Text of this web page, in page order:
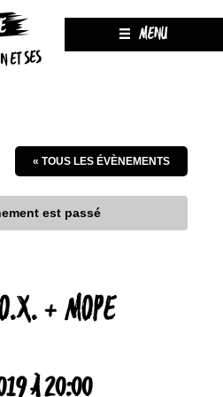
ET SES
MENU
« TOUS LES ÉVÈNEMENTS
est passé
+ MOPE
À 20:00